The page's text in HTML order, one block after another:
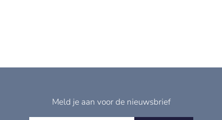
Meld je aan voor de nieuwsbrief